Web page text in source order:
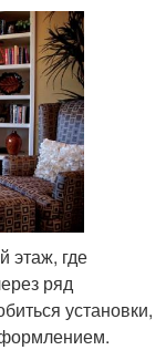
этаж, где
ряд
установки,